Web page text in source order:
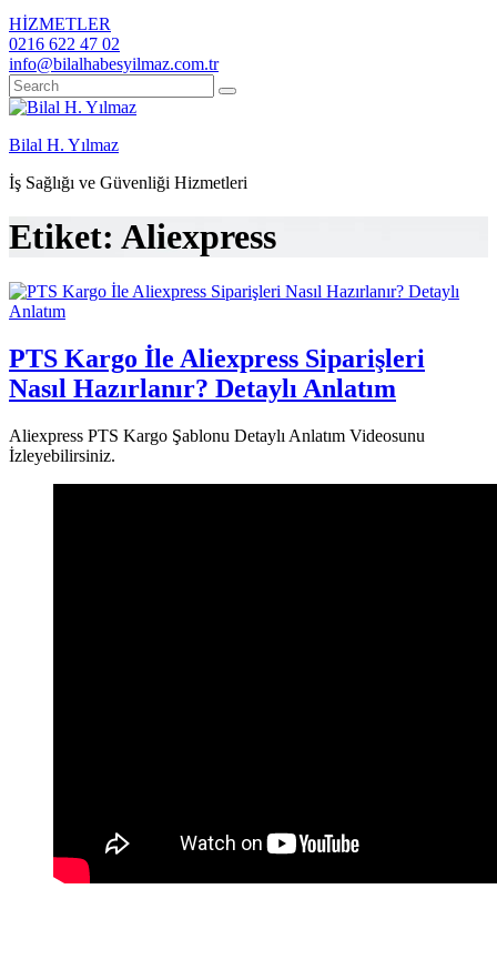
HİZMETLER
0216 622 47 02
info@bilalhabesyilmaz.com.tr
Bilal H. Yılmaz
İş Sağlığı ve Güvenliği Hizmetleri
Etiket: Aliexpress
PTS Kargo İle Aliexpress Siparişleri
Nasıl Hazırlanır? Detaylı Anlatım
Aliexpress PTS Kargo Şablonu Detaylı Anlatım Videosunu
İzleyebilirsiniz.